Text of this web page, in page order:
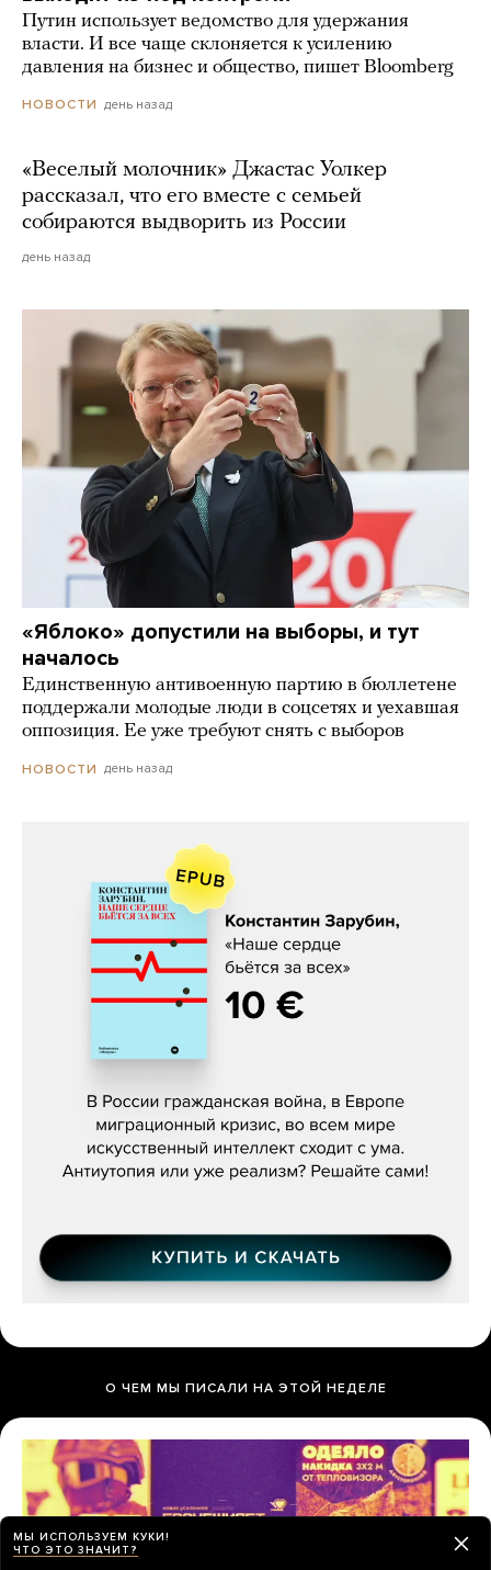
Путин использует ведомство для удержания
власти. И все чаще склоняется к усилению
давления на бизнес и общество, пишет Bloomberg
НОВОСТИ день назад
«Веселый молочник» Джастас Уолкер
рассказал, что его вместе с семьей
собираются выдворить из России
день назад
«Яблоко» допустили на выборы, и тут
началось
Единственную антивоенную партию в бюллетене
поддержали молодые люди в соцсетях и уехавшая
оппозиция. Ее уже требуют снять с выборов
НОВОСТИ день назад
Константин Зарубин, «Наше сердце
О ЧЕМ МЫ ПИСАЛИ НА ЭТОЙ НЕДЕЛЕ
МЫ ИСПОЛЬЗУЕМ КУКИ!
ЧТО ЭТО ЗНАЧИТ?